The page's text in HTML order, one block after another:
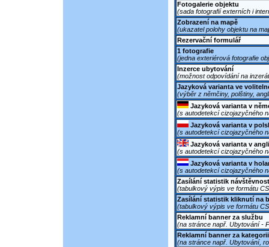
Fotogalerie objektu
(sada fotografií externích i
Zobrazení na mapě
(ukazatel polohy objektu na
Rezervační formulář
1 fotografie
(jedna exteriérová fotografie
Inzerce ubytování
(možnost odpovídání na
Jazyková varianta ve
(výběr z němčiny, polštiny,
Jazyková varianta v
(s autodetekcí cizojazyčného
Jazyková varianta v
(s autodetekcí cizojazyčného
Jazyková varianta v
(s autodetekcí cizojazyčného
Jazyková varianta v
(s autodetekcí cizojazyčného
Zasílání statistik
(tabulkový výpis ve formátu
Zasílání statistik kliknutí na
(tabulkový výpis ve formátu
Reklamní banner za službu
(na stránce např. Ubytování -
Reklamní banner za kategorii
(na stránce např. Ubytování,